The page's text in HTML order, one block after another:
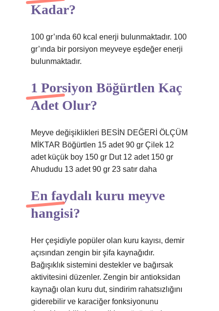
Kadar?
100 gr’ında 60 kcal enerji bulunmaktadır. 100
gr’ında bir porsiyon meyveye eşdeğer enerji
bulunmaktadır.
1 Porsiyon Böğürtlen Kaç
Adet Olur?
Meyve değişiklikleri BESİN DEĞERİ ÖLÇÜM
MİKTAR Böğürtlen 15 adet 90 gr Çilek 12
adet küçük boy 150 gr Dut 12 adet 150 gr
Ahududu 13 adet 90 gr 23 satır daha
En faydalı kuru meyve
hangisi?
Her çeşidiyle popüler olan kuru kayısı, demir
açısından zengin bir şifa kaynağıdır.
Bağışıklık sistemini destekler ve bağırsak
aktivitesini düzenler. Zengin bir antioksidan
kaynağı olan kuru dut, sindirim rahatsızlığını
giderebilir ve karaciğer fonksiyonunu